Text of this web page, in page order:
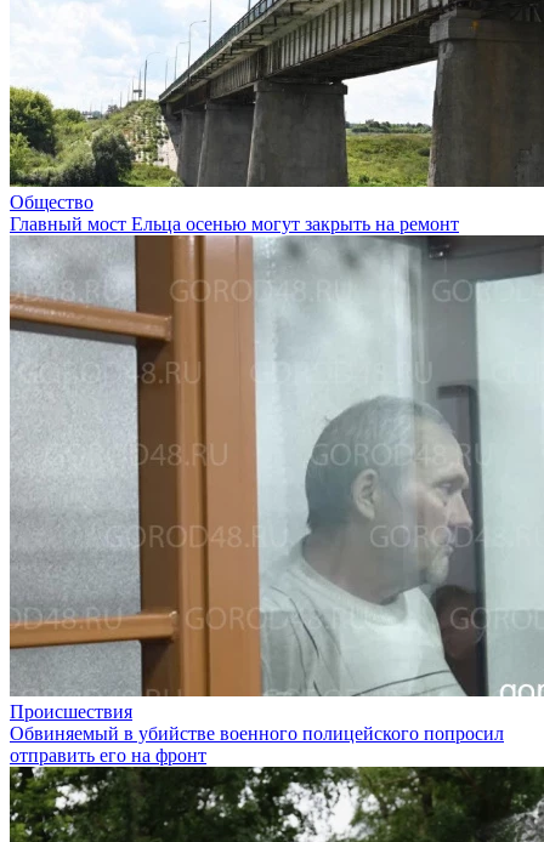
Общество
Главный мост Ельца осенью могут закрыть на ремонт
Происшествия
Обвиняемый в убийстве военного полицейского попросил
отправить его на фронт